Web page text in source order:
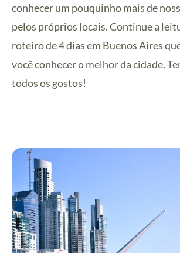
conhecer um pouquinho mais de
pelos próprios locais.Continue a
roteiro de 4 dias em Buenos Aires
você conhecer o melhor da cidade.
todos os gostos!